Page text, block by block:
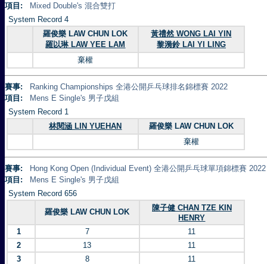
項目:
Mixed Double's 混合雙打
System Record 4
羅俊樂 LAW CHUN LOK
羅以琳 LAW YEE LAM
黃禮然 WONG LAI YIN
黎漪鈴 LAI YI LING
棄權
賽事:
Ranking Championships 全港公開乒乓球排名錦標賽 2022
項目:
Mens E Single's 男子戊組
System Record 1
林閱涵 LIN YUEHAN
羅俊樂 LAW CHUN LOK
棄權
賽事:
Hong Kong Open (Individual Event) 全港公開乒乓球單項錦標賽 2022
項目:
Mens E Single's 男子戊組
System Record 656
羅俊樂 LAW CHUN LOK
陳子健 CHAN TZE KIN
HENRY
1
7
11
2
13
11
3
8
11